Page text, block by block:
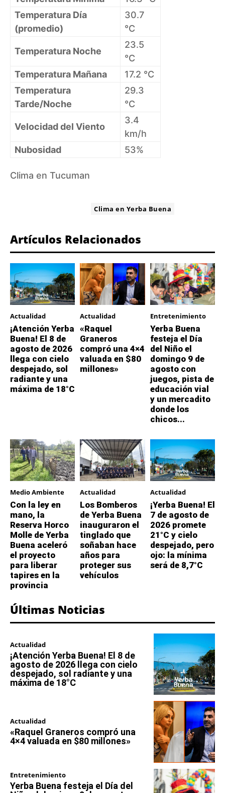
Temperatura Día
(promedio)
30.7
°C
Temperatura Noche
23.5
°C
Temperatura Mañana
17.2 °C
Temperatura
Tarde/Noche
29.3
°C
Velocidad del Viento
3.4
km/h
Nubosidad
53%
Clima en Tucuman
Clima en Yerba Buena
Artículos Relacionados
Actualidad
¡Atención Yerba
Buena! El 8 de
agosto de 2026
llega con cielo
despejado, sol
radiante y una
máxima de 18°C
Actualidad
«Raquel
Graneros
compró una 4×4
valuada en $80
millones»
Entretenimiento
Yerba Buena
festeja el Día
del Niño el
domingo 9 de
agosto con
juegos, pista de
educación vial
y un mercadito
donde los
chicos...
Medio Ambiente
Con la ley en
mano, la
Reserva Horco
Molle de Yerba
Buena aceleró
el proyecto
para liberar
tapires en la
provincia
Actualidad
Los Bomberos
de Yerba Buena
inauguraron el
tinglado que
soñaban hace
años para
proteger sus
vehículos
Actualidad
¡Yerba Buena! El
7 de agosto de
2026 promete
21°C y cielo
despejado, pero
ojo: la mínima
será de 8,7°C
Últimas Noticias
Actualidad
¡Atención Yerba Buena! El 8 de
agosto de 2026 llega con cielo
despejado, sol radiante y una
máxima de 18°C
Actualidad
«Raquel Graneros compró una
4×4 valuada en $80 millones»
Entretenimiento
Yerba Buena festeja el Día del